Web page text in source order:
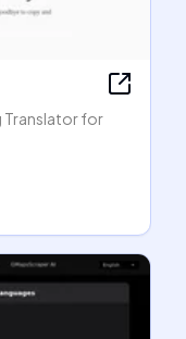
Translator for